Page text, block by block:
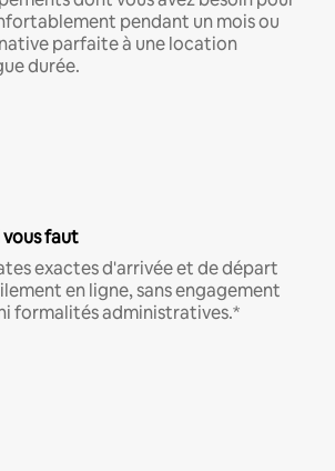
pendant un mois ou
parfaite à une location
durée.
faut
exactes d'arrivée et de départ
en ligne, sans engagement
formalités administratives.*